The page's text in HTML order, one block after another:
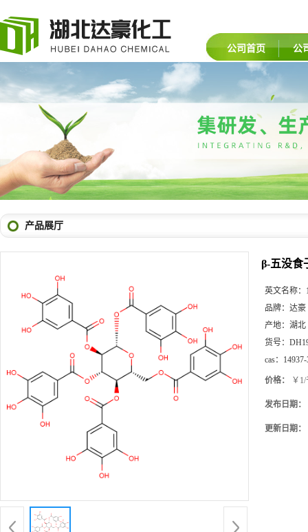
公司首页 公
产品展厅
β-五没食
英文名称：
品牌： 达豪
产地： 湖北
货号：
cas：
价格： ￥
发布日期：
更新日期：